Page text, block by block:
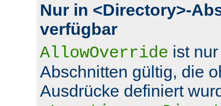
Nur in <Directory>-
verfügbar
AllowOverride ist
Abschnitten gültig, die
Ausdrücke definiert